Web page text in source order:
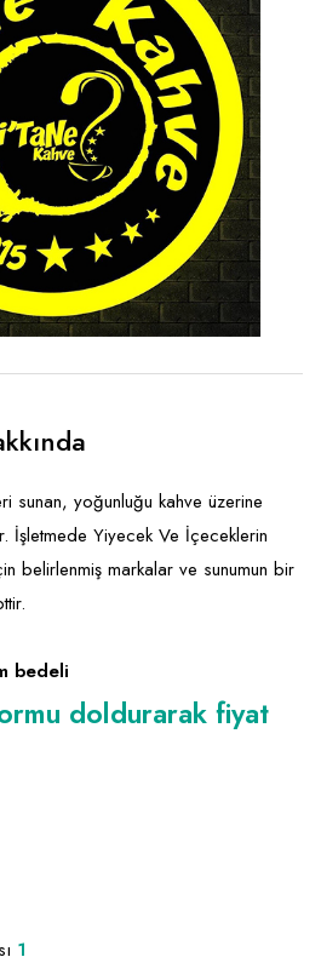
sunan, yoğunluğu kahve üzerine
İşletmede Yiyecek Ve İçeceklerin
belirlenmiş markalar ve sunumun bir
bedeli
doldurarak fiyat
1